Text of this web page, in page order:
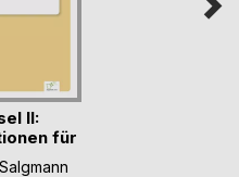
II:
für